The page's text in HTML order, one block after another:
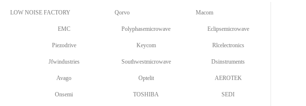
LOW NOISE FACTORY Qorvo Macom
EMC Polyphasemicrowave Eclipsemicrowave
Piezodrive Keycom Rlcelectronics
Jfwindustries Southwestmicrowave Dsinstruments
Avago Optelit AEROTEK
Onsemi TOSHIBA SEDI